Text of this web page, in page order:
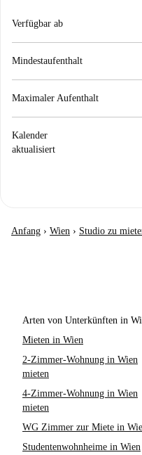
Verfügbar ab
Mindestaufenthalt
Maximaler Aufenthalt
Kalender
aktualisiert
Anfang › Wien › Studio zu
Arten von Unterkünften in
Mieten in Wien
2-Zimmer-Wohnung in Wien
mieten
4-Zimmer-Wohnung in Wien
mieten
WG Zimmer zur Miete in
Studentenwohnheime in Wien